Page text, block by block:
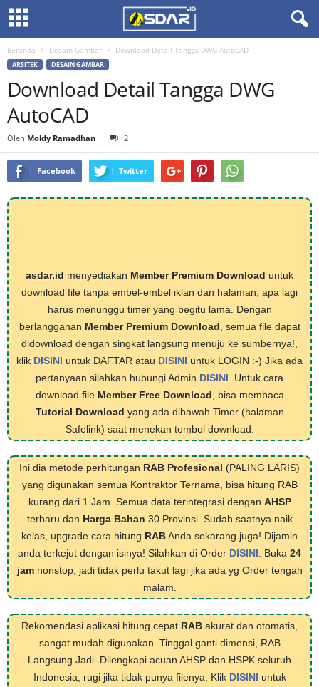
Beranda Desain Gambar Download Detail Tangga DWG AutoCAD
ARSITEK DESAIN GAMBAR
Download Detail Tangga DWG
AutoCAD
Oleh Moldy Ramadhan 2
Facebook Twitter
asdar.id menyediakan Member Premium Download untuk
download file tanpa embel-embel iklan dan halaman, apa lagi
harus menunggu timer yang begitu lama. Dengan
berlangganan Member Premium Download , semua file dapat
didownload dengan singkat langsung menuju ke sumbernya!,
klik DISINI untuk DAFTAR atau DISINI untuk LOGIN :-) Jika ada
pertanyaan silahkan hubungi Admin DISINI . Untuk cara
download file Member Free Download , bisa membaca
Tutorial Download yang ada dibawah Timer (halaman
Safelink) saat menekan tombol download.
Ini dia metode perhitungan RAB Profesional (PALING LARIS)
yang digunakan semua Kontraktor Ternama, bisa hitung RAB
kurang dari 1 Jam. Semua data terintegrasi dengan AHSP
terbaru dan Harga Bahan 30 Provinsi. Sudah saatnya naik
kelas, upgrade cara hitung RABAnda sekarang juga! Dijamin
anda terkejut dengan isinya! Silahkan di Order DISINI . Buka 24
jamnonstop, jadi tidak perlu takut lagi jika ada yg Order tengah
malam.
Rekomendasi aplikasi hitung cepat RAB akurat dan otomatis,
sangat mudah digunakan. Tinggal ganti dimensi, RAB
Langsung Jadi. Dilengkapi acuan AHSP dan HSPK seluruh
Indonesia, rugi jika tidak punya filenya. Klik DISINI untuk